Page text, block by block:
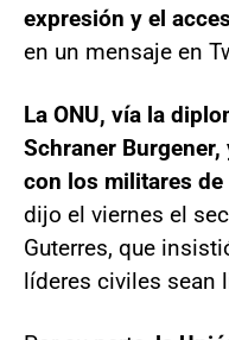
expresión y el
en un mensaje en
La ONU, vía la
Schraner
con los militares
dijo el viernes el
Guterres, que
líderes civiles sean